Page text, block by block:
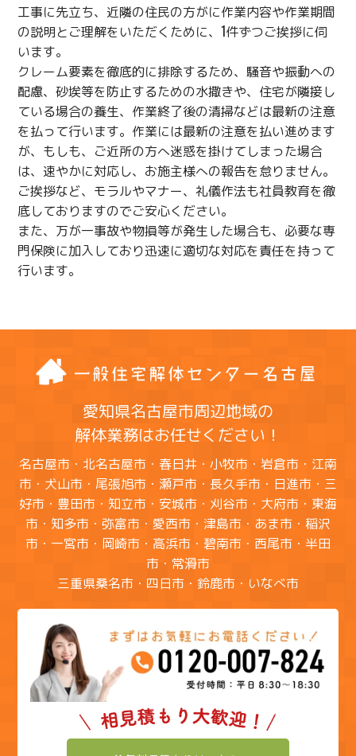
工事に先立ち、近隣の住民の方がに作業内容や作業期間
の説明とご理解をいただくために、1件ずつご挨拶に伺
います。
クレーム要素を徹底的に排除するため、騒音や振動への
配慮、砂埃等を防止するための水撒きや、住宅が隣接し
ている場合の養生、作業終了後の清掃などは最新の注意
を払って行います。作業には最新の注意を払い進めます
が、もしも、ご近所の方へ迷惑を掛けてしまった場合
は、速やかに対応し、お施主様への報告を怠りません。
ご挨拶など、モラルやマナー、礼儀作法も社員教育を徹
底しておりますのでご安心ください。
また、万が一事故や物損等が発生した場合も、必要な専
門保険に加入しており迅速に適切な対応を責任を持って
行います。
愛知県名古屋市周辺地域の
解体業務はお任せください！
名古屋市・北名古屋市・春日井・小牧市・岩倉市・江南
市・犬山市・尾張旭市・瀬戸市・長久手市・日進市・三
好市・豊田市・知立市・安城市・刈谷市・大府市・東海
市・知多市・弥富市・愛西市・津島市・あま市・稲沢
市・一宮市・岡崎市・高浜市・碧南市・西尾市・半田
市・常滑市
三重県桑名市・四日市・鈴鹿市・いなべ市